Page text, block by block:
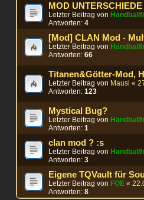
MOD UNTERSCHIEDE
Letzter Beitrag von
Antworten:4
[Mod] CLAN Mod -
Letzter Beitrag von
Antworten:66
Titanen&Götter-Mod,
Letzter Beitrag von Mausi «
Antworten:123
Mystical Bug?
Letzter Beitrag von
Antworten:1
clan mod ? :s
Letzter Beitrag von
Antworten:3
Eigene TQVault für
Letzter Beitrag vonFOE «
Antworten:8